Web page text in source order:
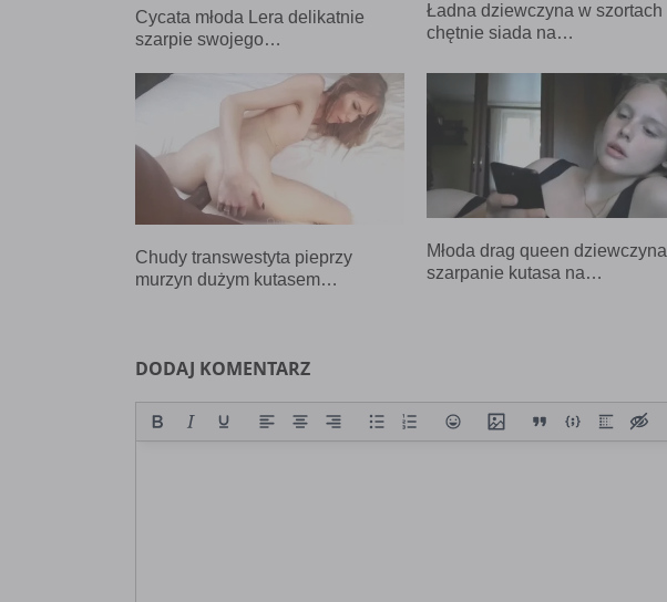
Cycata młoda Lera delikatnie
szarpie swojego…
Ładna dziewczyna w szortach
chętnie siada na…
Chudy transwestyta pieprzy
murzyn dużym kutasem…
Młoda drag queen dziewczyna
szarpanie kutasa na…
DODAJ KOMENTARZ